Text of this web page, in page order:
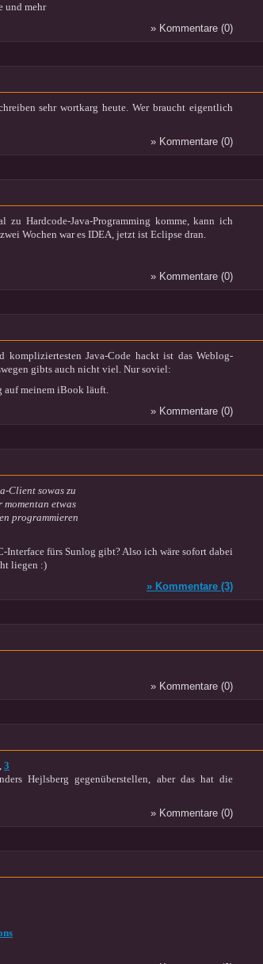
und mehr
» Kommentare (0)
sehr wortkarg heute. Wer braucht eigentlich
» Kommentare (0)
Hardcode-Java-Programming komme, kann ich
Wochen war es IDEA, jetzt ist Eclipse dran.
» Kommentare (0)
kompliziertesten Java-Code hackt ist das Weblog-
gibts auch nicht viel. Nur soviel:
auf meinem iBook läuft.
» Kommentare (0)
Client sowas zu
etwas
programmieren
Interface fürs Sunlog gibt? Also ich wäre sofort dabei
liegen :)
» Kommentare (3)
» Kommentare (0)
3
Hejlsberg gegenüberstellen, aber das hat die
» Kommentare (0)